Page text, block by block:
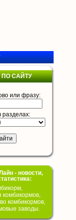
САЙТУ
или фразу:
разделах:
- новости,
комбикормов,
комбикормов,
заводы.